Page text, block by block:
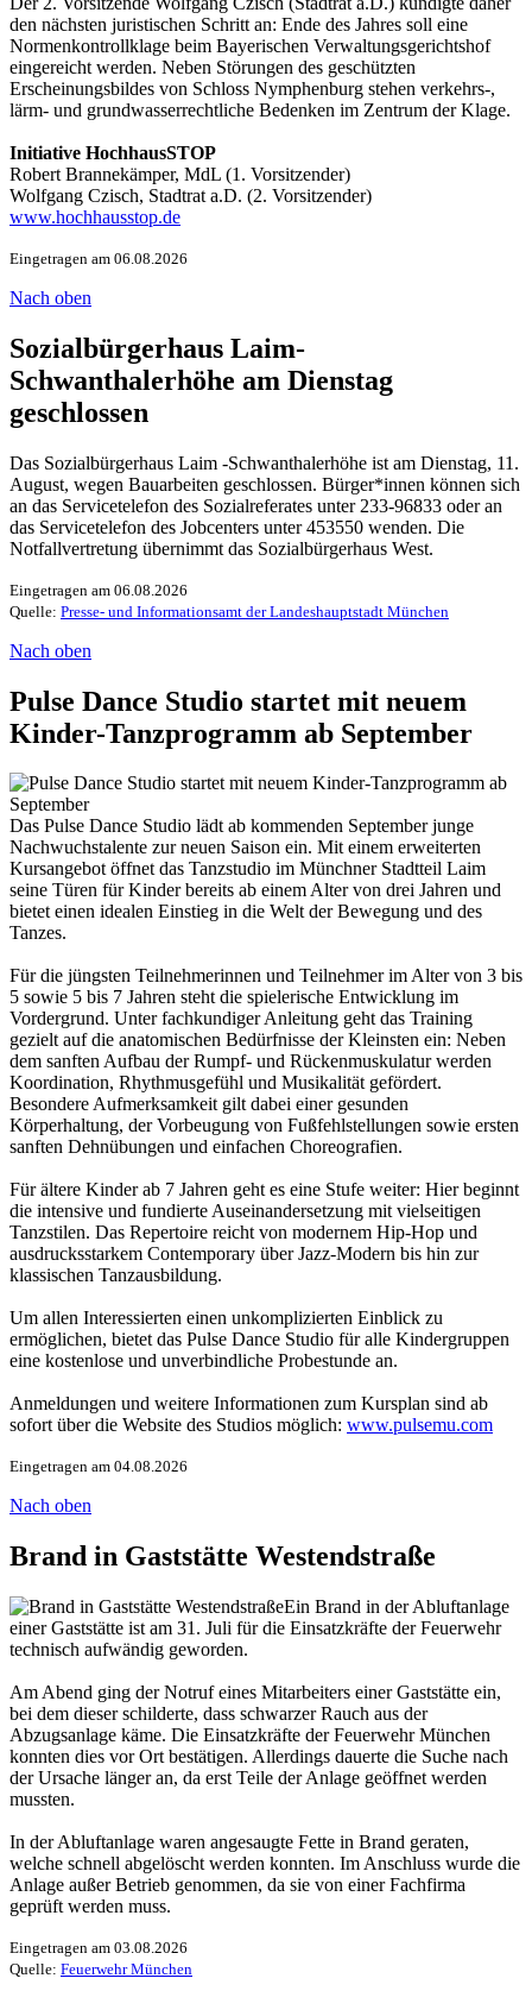
den nächsten juristischen Schritt an: Ende des Jahres soll eine
Normenkontrollklage beim Bayerischen Verwaltungsgerichtshof
eingereicht werden. Neben Störungen des geschützten
Erscheinungsbildes von Schloss Nymphenburg stehen verkehrs-,
lärm- und grundwasserrechtliche Bedenken im Zentrum der Klage.
Initiative HochhausSTOP
Robert Brannekämper, MdL (1. Vorsitzender)
Wolfgang Czisch, Stadtrat a.D. (2. Vorsitzender)
www.hochhausstop.de
Eingetragen am 06.08.2026
Nach oben
Sozialbürgerhaus Laim-
Schwanthalerhöhe am Dienstag
geschlossen
Das Sozialbürgerhaus Laim -Schwanthalerhöhe ist am Dienstag, 11.
August, wegen Bauarbeiten geschlossen. Bürger*innen können sich
an das Servicetelefon des Sozialreferates unter 233-96833 oder an
das Servicetelefon des Jobcenters unter 453550 wenden. Die
Notfallvertretung übernimmt das Sozialbürgerhaus West.
Eingetragen am 06.08.2026
Quelle: Presse- und Informationsamt der Landeshauptstadt München
Nach oben
Pulse Dance Studio startet mit neuem
Kinder-Tanzprogramm ab September
Das Pulse Dance Studio lädt ab kommenden September junge
Nachwuchstalente zur neuen Saison ein. Mit einem erweiterten
Kursangebot öffnet das Tanzstudio im Münchner Stadtteil Laim
seine Türen für Kinder bereits ab einem Alter von drei Jahren und
bietet einen idealen Einstieg in die Welt der Bewegung und des
Tanzes.
Für die jüngsten Teilnehmerinnen und Teilnehmer im Alter von 3 bis
5 sowie 5 bis 7 Jahren steht die spielerische Entwicklung im
Vordergrund. Unter fachkundiger Anleitung geht das Training
gezielt auf die anatomischen Bedürfnisse der Kleinsten ein: Neben
dem sanften Aufbau der Rumpf- und Rückenmuskulatur werden
Koordination, Rhythmusgefühl und Musikalität gefördert.
Besondere Aufmerksamkeit gilt dabei einer gesunden
Körperhaltung, der Vorbeugung von Fußfehlstellungen sowie ersten
sanften Dehnübungen und einfachen Choreografien.
Für ältere Kinder ab 7 Jahren geht es eine Stufe weiter: Hier beginnt
die intensive und fundierte Auseinandersetzung mit vielseitigen
Tanzstilen. Das Repertoire reicht von modernem Hip-Hop und
ausdrucksstarkem Contemporary über Jazz-Modern bis hin zur
klassischen Tanzausbildung.
Um allen Interessierten einen unkomplizierten Einblick zu
ermöglichen, bietet das Pulse Dance Studio für alle Kindergruppen
eine kostenlose und unverbindliche Probestunde an.
Anmeldungen und weitere Informationen zum Kursplan sind ab
sofort über die Website des Studios möglich: www.pulsemu.com
Eingetragen am 04.08.2026
Nach oben
Brand in Gaststätte Westendstraße
Ein Brand in der Abluftanlage
einer Gaststätte ist am 31. Juli für die Einsatzkräfte der Feuerwehr
technisch aufwändig geworden.
Am Abend ging der Notruf eines Mitarbeiters einer Gaststätte ein,
bei dem dieser schilderte, dass schwarzer Rauch aus der
Abzugsanlage käme. Die Einsatzkräfte der Feuerwehr München
konnten dies vor Ort bestätigen. Allerdings dauerte die Suche nach
der Ursache länger an, da erst Teile der Anlage geöffnet werden
mussten.
In der Abluftanlage waren angesaugte Fette in Brand geraten,
welche schnell abgelöscht werden konnten. Im Anschluss wurde die
Anlage außer Betrieb genommen, da sie von einer Fachfirma
geprüft werden muss.
Eingetragen am 03.08.2026
Quelle: Feuerwehr München